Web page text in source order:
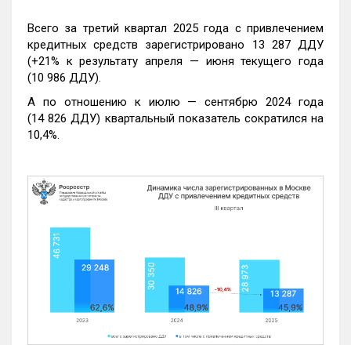
Всего за третий квартал 2025 года с привлечением
кредитных средств зарегистрировано 13 287 ДДУ
(+21% к результату апреля — июня текущего года
(10 986 ДДУ).
А по отношению к июлю — сентябрю 2024 года
(14 826 ДДУ) квартальный показатель сократился на
10,4%.